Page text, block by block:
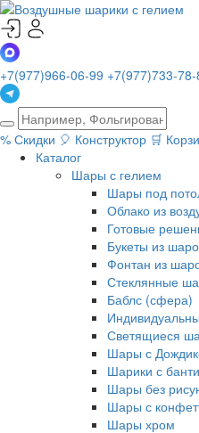
+7(977)966-06-99 +7(977)733-78-
% Скидки 🎈 Конструктор 🛒
Каталог
Шары с гелием
Шары под
Облако из
Готовые
Букеты из
Фонтан из
Стеклянные
Баблс (сфера)
Светящиеся
Шары с
Шарики с
Шары без
Шары с
Шары хром